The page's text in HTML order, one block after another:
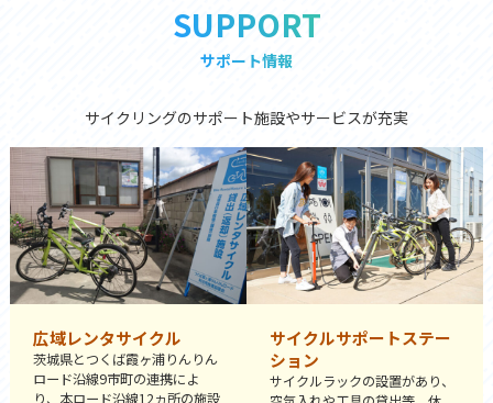
SUPPORT
サポート情報
サイクリングのサポート施設やサービスが充実
広域レンタサイクル
茨城県とつくば霞ヶ浦りんりん
ロード沿線9市町の連携によ
り、本ロード沿線12ヵ所の施設
サイクルサポートステー
ション
サイクルラックの設置があり、